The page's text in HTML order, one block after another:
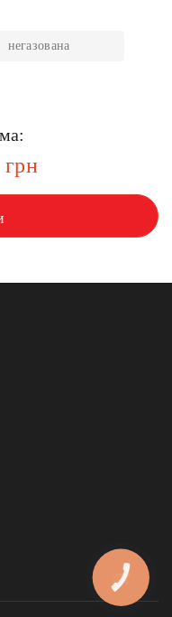
негазована
грн
узвіз 2а
вул. І.Мазепи 1
Бажана 1и, БЦ «The
КНОПКА
ЗВ'ЯЗКУ